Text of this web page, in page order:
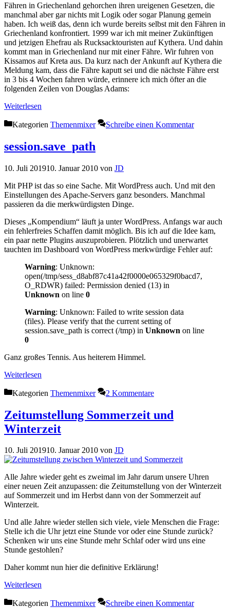
Fähren in Griechenland gehorchen ihren ureigenen Gesetzen, die
manchmal aber gar nichts mit Logik oder sogar Planung gemein
haben. Ich weiß das, denn ich wurde bereits selbst mit den Fähren in
Griechenland konfrontiert. 1999 war ich mit meiner Zukünftigen
und jetzigen Ehefrau als Rucksacktouristen auf Kythera. Und dahin
kommt man in Griechenland nur mit einer Fähre. Wir fuhren von
Kissamos auf Kreta aus. Da kurz nach der Ankunft auf Kythera die
Meldung kam, dass die Fähre kaputt sei und die nächste Fähre erst
in 3 bis 4 Wochen fahren würde, erinnere ich mich öfter an die
folgenden Zeilen von Douglas Adams:
Weiterlesen
Kategorien Themenmixer Schreibe einen Kommentar
session.save_path
10. Juli 201910. Januar 2010 von JD
Mit PHP ist das so eine Sache. Mit WordPress auch. Und mit den
Einstellungen des Apache-Servers ganz besonders. Manchmal
passieren da die merkwürdigsten Dinge.
Dieses „Kompendium“ läuft ja unter WordPress. Anfangs war auch
ein fehlerfreies Schaffen damit möglich. Bis ich auf die Idee kam,
ein paar nette Plugins auszuprobieren. Plötzlich und unerwartet
tauchten im Dashboard von WordPress merkwürdige Fehler auf:
Warning: Unknown:
open(/tmp/sess_d8abf87c41a42f0000e065329f0bacd7,
O_RDWR) failed: Permission denied (13) in
Unknown on line 0
Warning: Unknown: Failed to write session data
(files). Please verify that the current setting of
session.save_path is correct (/tmp) in Unknown on line
0
Ganz großes Tennis. Aus heiterem Himmel.
Weiterlesen
Kategorien Themenmixer 2 Kommentare
Zeitumstellung Sommerzeit und
Winterzeit
10. Juli 201910. Januar 2010 von JD
Alle Jahre wieder geht es zweimal im Jahr darum unsere Uhren
einer neuen Zeit anzupassen: die Zeitumstellung von der Winterzeit
auf Sommerzeit und im Herbst dann von der Sommerzeit auf
Winterzeit.
Und alle Jahre wieder stellen sich viele, viele Menschen die Frage:
Stelle ich die Uhr jetzt eine Stunde vor oder eine Stunde zurück?
Schenken wir uns eine Stunde mehr Schlaf oder wird uns eine
Stunde gestohlen?
Daher kommt nun hier die definitive Erklärung!
Weiterlesen
Kategorien Themenmixer Schreibe einen Kommentar